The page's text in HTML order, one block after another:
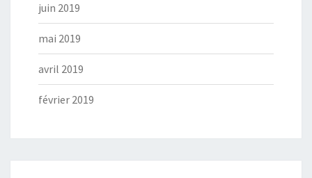
juin 2019
mai 2019
avril 2019
février 2019